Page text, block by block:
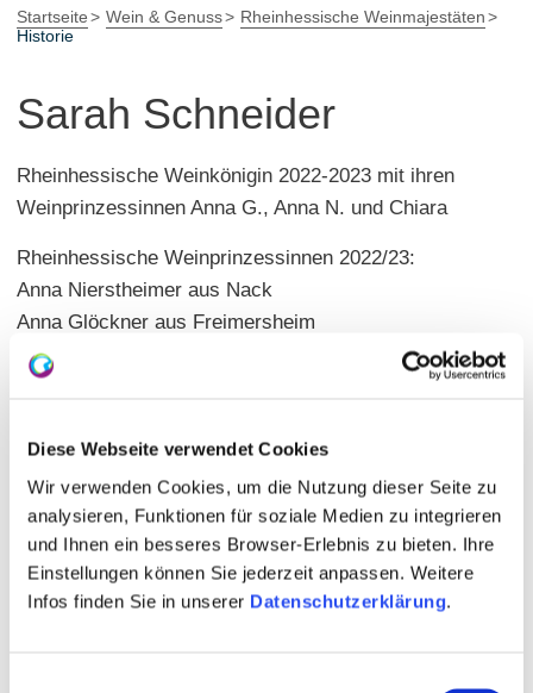
Diese Webseite verwendet Cookies
Wir verwenden Cookies, um die Nutzung dieser Seite zu
analysieren, Funktionen für soziale Medien zu integrieren
und Ihnen ein besseres Browser-Erlebnis zu bieten. Ihre
Einstellungen können Sie jederzeit anpassen. Weitere
Infos finden Sie in unserer Datenschutzerklärung.
Startseite Wein & Genuss
Rheinhessische Weinmajestäten
Historie
Sarah Schneider
Rheinhessische Weinkönigin 2022-2023 mit ihren
Weinprinzessinnen Anna G., Anna N. und Chiara
Rheinhessische Weinprinzessinnen 2022/23:
Anna Nierstheimer aus Nack
Anna Glöckner aus Freimersheim
Chiara-Désiréé Schaefer aus Ingelheim